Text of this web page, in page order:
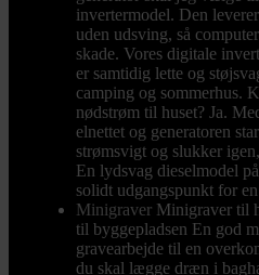
invertermodel. Den
uden udsving, så
skade. Vores digitale
er samtidig lette og
camping og sommerhus.
nødstrøm til huset? Ja.
elnettet og generatoren
strømsvigt og slukker
En lydsvag dieselmodel
solidt udgangspunkt for
Minigraver Minigraver til
til byggepladsen En god
gravearbejde til en
du skal lægge dræn i